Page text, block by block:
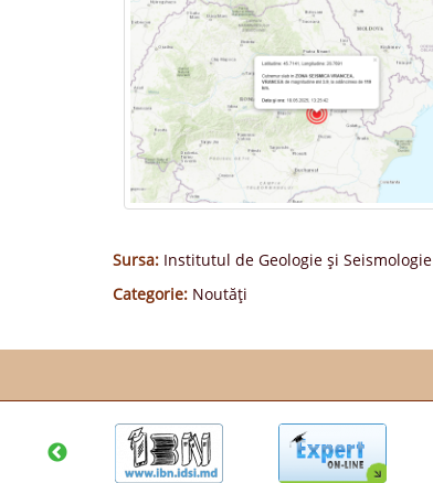
Sursa: Institutul de Geologie și Seismologie
Categorie: Noutăți